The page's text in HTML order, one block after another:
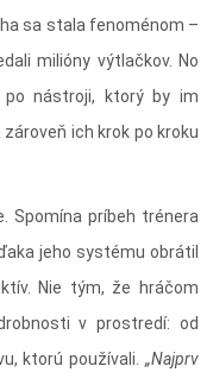
sa stala fenoménom –
milióny výtlačkov. No
nástroji, ktorý by im
ich krok po kroku
Spomína príbeh trénera
jeho systému obrátil
Nie tým, že hráčom
v prostredí: od
ktorú používali. „Najprv